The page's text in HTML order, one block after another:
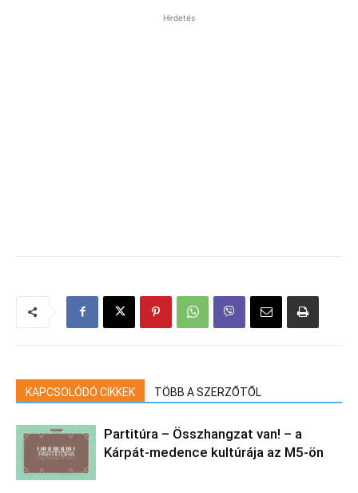
Hirdetés
KAPCSOLÓDÓ CIKKEK TÖBB A SZERZŐTŐL
Partitúra – Összhangzat van! – a
Kárpát-medence kultúrája az M5-ön